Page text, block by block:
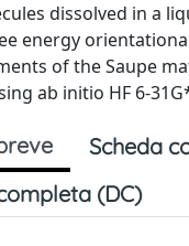
dissolved in a
energy
of the Saupe
ab initio HF 6-
Scheda
(DC)